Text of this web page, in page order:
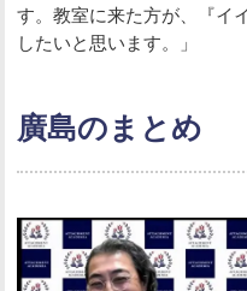
す。教室に来た方が、『イ
したいと思います。」
廣島のまとめ